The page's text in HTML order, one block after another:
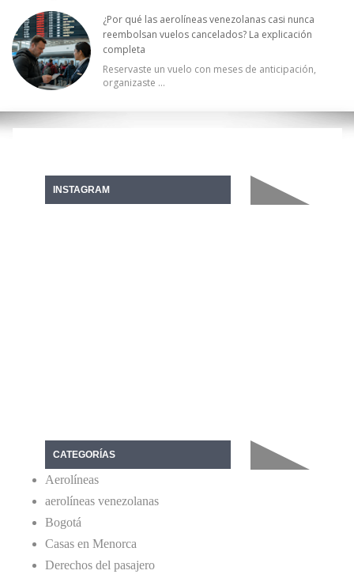
¿Por qué las aerolíneas venezolanas casi nunca
reembolsan vuelos cancelados? La explicación
completa
Reservaste un vuelo con meses de anticipación,
organizaste ...
INSTAGRAM
CATEGORÍAS
Aerolíneas
aerolíneas venezolanas
Bogotá
Casas en Menorca
Derechos del pasajero